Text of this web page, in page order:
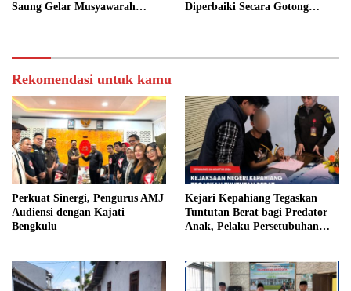
Saung Gelar Musyawarah
Diperbaiki Secara Gotong
Rekomendasi untuk kamu
Perkuat Sinergi, Pengurus AMJ
Audiensi dengan Kajati
Bengkulu
Kejari Kepahiang Tegaskan
Tuntutan Berat bagi Predator
Anak, Pelaku Persetubuhan
Penjara